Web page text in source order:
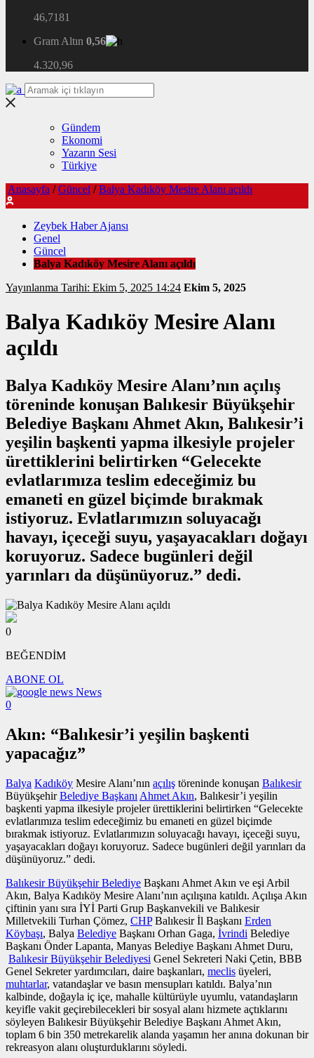
46,7181
Gram Altın 0,56
4.320,96
Gündem
Ekonomi
Yazarın Sesi
Türkiye
Anasayfa / Güncel / Balya Kadıköy Mesire Alanı açıldı
Zeybek Haber Ajansı
Genel
Güncel
Balya Kadıköy Mesire Alanı açıldı
Yayınlanma Tarihi: Ekim 5, 2025 14:24 Ekim 5, 2025
Balya Kadıköy Mesire Alanı
açıldı
Balya Kadıköy Mesire Alanı’nın açılış
töreninde konuşan Balıkesir Büyükşehir
Belediye Başkanı Ahmet Akın, Balıkesir’i
yeşilin başkenti yapma ilkesiyle projeler
ürettiklerini belirtirken “Gelecekte
evlatlarımıza teslim edeceğimiz bu
emaneti en güzel biçimde bırakmak
istiyoruz. Evlatlarımızın soluyacağı
havayı, içeceği suyu, yaşayacakları doğayı
koruyoruz. Sadece bugünleri değil
yarınları da düşünüyoruz.” dedi.
0
BEĞENDİM
ABONE OL
News
0
Akın: “Balıkesir’i yeşilin başkenti
yapacağız”
Balya Kadıköy Mesire Alanı’nın açılış töreninde konuşan Balıkesir
BüyükşehirBelediye Başkanı Ahmet Akın, Balıkesir’i yeşilin
başkenti yapma ilkesiyle projeler ürettiklerini belirtirken “Gelecekte
evlatlarımıza teslim edeceğimiz bu emaneti en güzel biçimde
bırakmak istiyoruz. Evlatlarımızın soluyacağı havayı, içeceği suyu,
yaşayacakları doğayı koruyoruz. Sadece bugünleri değil yarınları da
düşünüyoruz.” dedi.
Balıkesir Büyükşehir Belediye Başkanı Ahmet Akın ve eşi Arbil
Akın, Balya Kadıköy Mesire Alanı’nın açılışına katıldı. Açılışa Akın
çiftinin yanı sıra İYİ Parti Grup Başkanvekili ve Balıkesir
Milletvekili Turhan Çömez, CHPBalıkesir İl Başkanı Erden
Köybaşı, Balya Belediye Başkanı Orhan Gaga, İvrindi Belediye
Başkanı Önder Lapanta, Manyas Belediye Başkanı Ahmet Duru,
Balıkesir Büyükşehir Belediyesi Genel Sekreteri Naki Çetin, BBB
Genel Sekreter yardımcıları, daire başkanları, meclis üyeleri,
muhtarlar, vatandaşlar ve basın mensupları katıldı. Balya’nın
kalbinde, doğayla iç içe, mahalle kültürüyle uyumlu, vatandaşların
keyifle vakit geçirebilecekleri bir sosyal alanı hizmete açtıklarını
söyleyen Balıkesir Büyükşehir Belediye Başkanı Ahmet Akın,
toplam 6 bin 350 metrekarelik alanda yaşamın her anına dokunan bir
rekreasyon alanı oluşturduklarını söyledi.